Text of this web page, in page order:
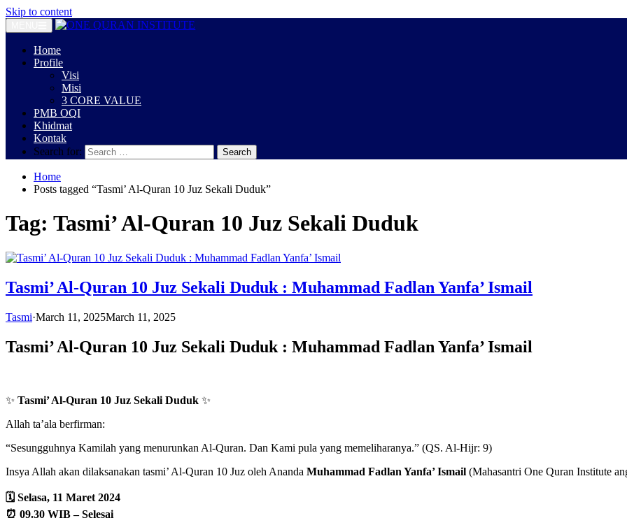
Skip to content
Home
Profile
Visi
Misi
3 CORE VALUE
PMB OQI
Khidmat
Kontak
Search for:
Home
Posts tagged “Tasmi’ Al-Quran 10 Juz Sekali Duduk”
Tag: Tasmi’ Al-Quran 10 Juz Sekali Duduk
Tasmi’ Al-Quran 10 Juz Sekali Duduk : Muhammad Fadlan Yanfa’ Ismail
Tasmi·March 11, 2025March 11, 2025
Tasmi’ Al-Quran 10 Juz Sekali Duduk : Muhammad Fadlan Yanfa’ Ismail
✨ Tasmi’ Al-Quran 10 Juz Sekali Duduk ✨
Allah ta’ala berfirman:
“Sesungguhnya Kamilah yang menurunkan Al-Quran. Dan Kami pula yang memeliharanya.” (QS. Al-Hijr: 9)
Insya Allah akan dilaksanakan tasmi’ Al-Quran 10 Juz oleh Ananda Muhammad Fadlan Yanfa’ Ismail (Mahasantri One Quran Institute
🗓️ Selasa, 11 Maret 2024
⏰ 09.30 WIB – Selesai